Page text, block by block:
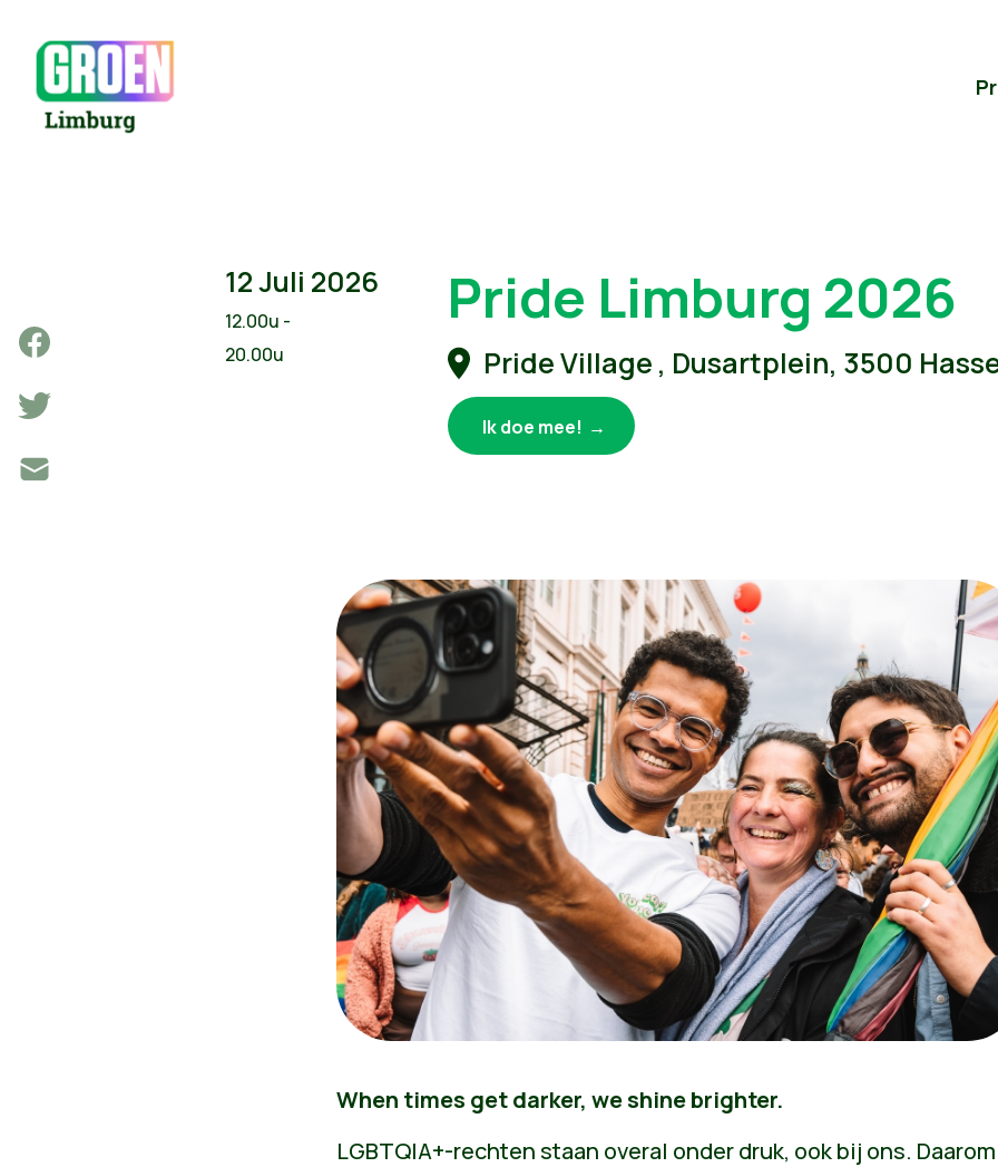
12 Juli 2026
12.00u -
20.00u
Pride Limburg 2026
Pride Village , Dusartplein, 3500
Ik doe mee!
When times get darker, we shine brighter.
LGBTQIA+-rechten staan overal onder druk, ook bij ons.